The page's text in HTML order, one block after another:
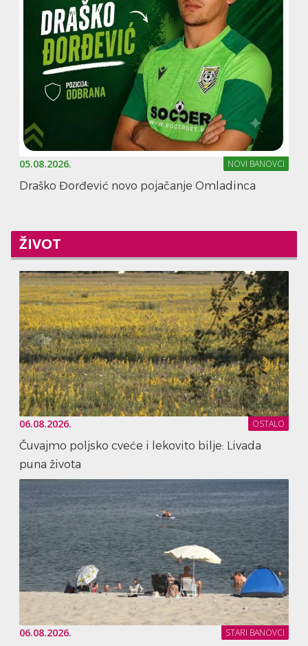
05.08.2026. NOVI BANOVCI
Draško Đorđević novo pojačanje Omladinca
ŽIVOT
06.08.2026. OSTALO
Čuvajmo poljsko cveće i lekovito bilje: Livada
puna života
06.08.2026. STARI BANOVCI